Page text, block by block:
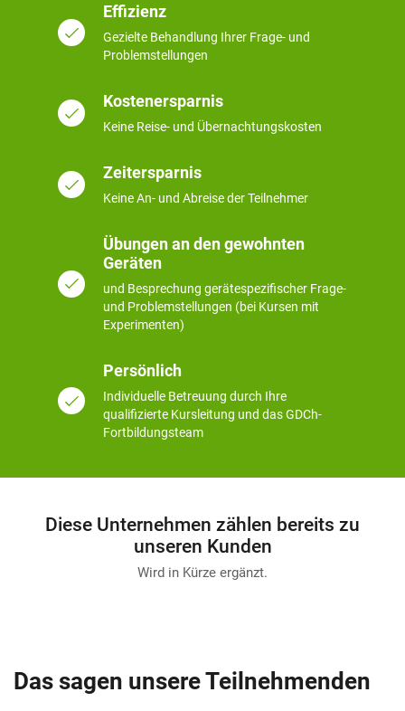
Effizienz
Gezielte Behandlung Ihrer Frage- und
Problemstellungen
Kostenersparnis
Keine Reise- und Übernachtungskosten
Zeitersparnis
Keine An- und Abreise der Teilnehmer
Übungen an den gewohnten
Geräten
und Besprechung gerätespezifischer Frage-
und Problemstellungen (bei Kursen mit
Experimenten)
Persönlich
Individuelle Betreuung durch Ihre
qualifizierte Kursleitung und das GDCh-
Fortbildungsteam
Diese Unternehmen zählen bereits zu
unseren Kunden
Wird in Kürze ergänzt.
Das sagen unsere Teilnehmenden